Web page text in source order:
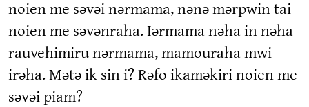
noien me səvəi nərmama, nənə mərpwɨn tai
noien me səvənraha. Iərmama nəha in nəha
rauvehimɨru nərmama, mamouraha mwi
irəha. Mətə ik sin i? Rəfo ikaməkiri noien me
səvəi piam?